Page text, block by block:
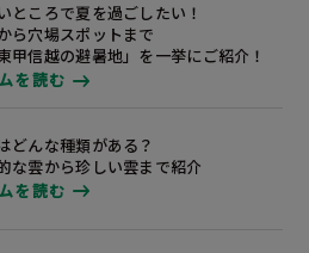
ところで夏を過ごしたい！
ら穴場スポットまで
甲信越の避暑地」 を一挙にご紹介！
を読む
どんな種類がある？
な雲から珍しい雲まで紹介
を読む